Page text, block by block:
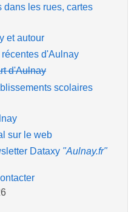
dans les rues, cartes
et autour
d'Aulnay
d'Aulnay
scolaires
sur le web
Dataxy "Aulnay.fr"